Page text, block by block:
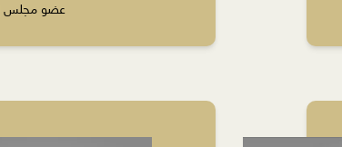
عضو مجلس